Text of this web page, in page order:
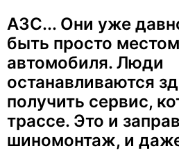
АЗС... Они уже
быть просто
автомобиля. Люди
останавливаются
получить сервис,
трассе. Это и
шиномонтаж, и